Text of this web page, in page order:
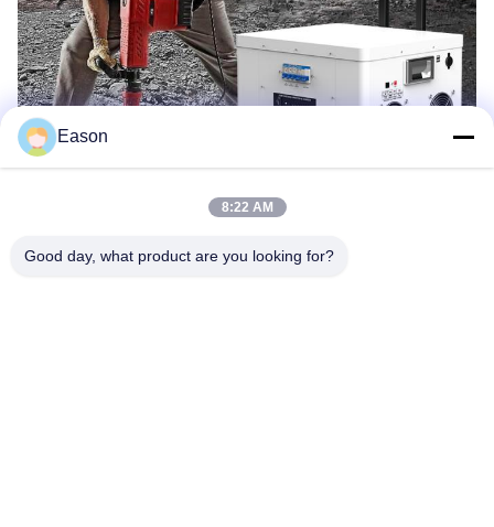
Eason
8:22 AM
Good day, what product are you looking for?